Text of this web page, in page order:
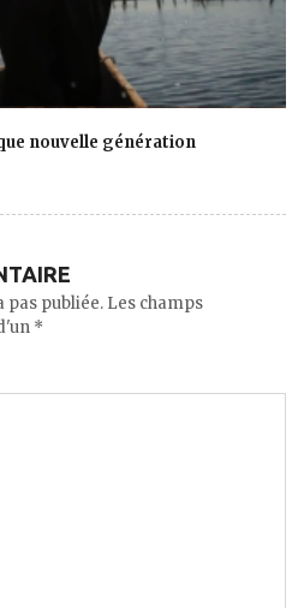
nouvelle génération
pas publiée. Les champs
*